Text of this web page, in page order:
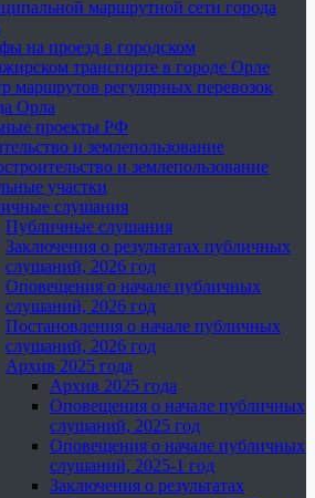
маршрутной сети города
на проезд в городском
транспорте в городе Орле
маршрутов регулярных перевозок
Орла
проекты РФ
и землепользование
и землепользование
участки
слушания
Публичные слушания
Заключения о результатах публичных
слушаний, 2026 год
Оповещения о начале публичных
слушаний, 2026 год
Постановления о начале публичных
слушаний, 2026 год
Архив 2025 года
Архив 2025 года
Оповещения о начале публичных
слушаний, 2025 год
Оповещения о начале публичных
слушаний, 2025-1 год
Заключения о результатах